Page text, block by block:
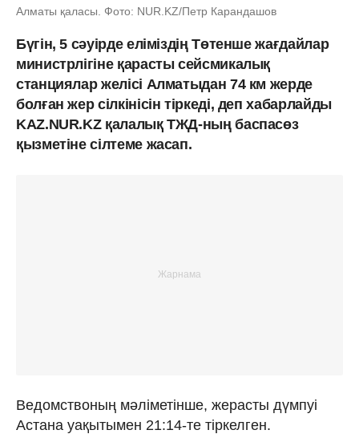
Алматы қаласы. Фото: NUR.KZ/Петр Карандашов
Бүгін, 5 сәуірде еліміздің Төтенше жағдайлар
министрлігіне қарасты сейсмикалық
станциялар желісі Алматыдан 74 км жерде
болған жер сілкінісін тіркеді, деп хабарлайды
KAZ.NUR.KZ қалалық ТЖД-ның баспасөз
қызметіне сілтеме жасап.
Ведомствоның мәліметінше, жерасты дүмпуі
Астана уақытымен 21:14-те тіркелген.